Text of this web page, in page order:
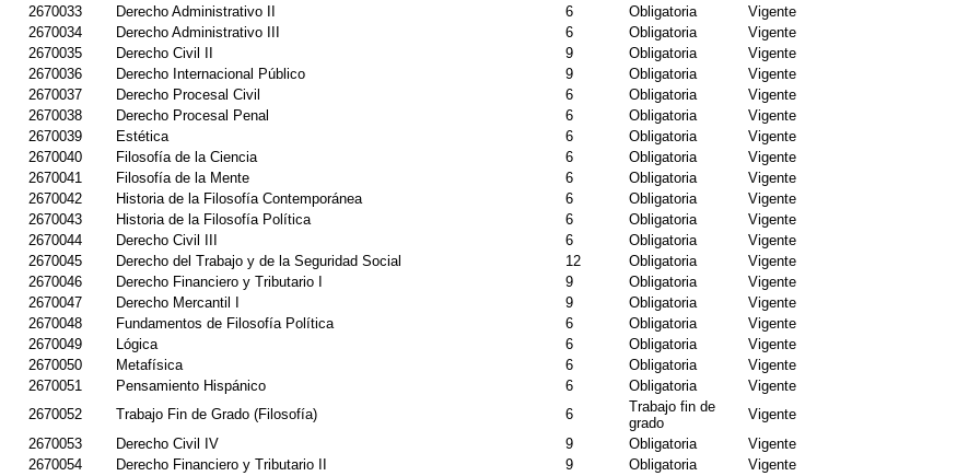
2670033 Derecho Administrativo II 6 Obligatoria
Vigente
2670034 Derecho Administrativo III 6 Obligatoria
Vigente
2670035 Derecho Civil II 9 Obligatoria
Vigente
2670036 Derecho Internacional Público 9 Obligatoria
Vigente
2670037 Derecho Procesal Civil 6 Obligatoria
Vigente
2670038 Derecho Procesal Penal 6 Obligatoria
Vigente
2670039 Estética 6 Obligatoria
Vigente
2670040 Filosofía de la Ciencia 6 Obligatoria
Vigente
2670041 Filosofía de la Mente 6 Obligatoria
Vigente
2670042 Historia de la Filosofía Contemporánea 6 Obligatoria
Vigente
2670043 Historia de la Filosofía Política 6 Obligatoria
Vigente
2670044 Derecho Civil III 6 Obligatoria
Vigente
2670045 Derecho del Trabajo y de la Seguridad Social 12 Obligatoria
Vigente
2670046 Derecho Financiero y Tributario I 9 Obligatoria
Vigente
2670047 Derecho Mercantil I 9 Obligatoria
Vigente
2670048 Fundamentos de Filosofía Política 6 Obligatoria
Vigente
2670049 Lógica 6 Obligatoria
Vigente
2670050 Metafísica 6 Obligatoria
Vigente
2670051 Pensamiento Hispánico 6 Obligatoria
Vigente
2670052 Trabajo Fin de Grado (Filosofía) 6
Trabajo fin de
grado
Vigente
2670053 Derecho Civil IV 9 Obligatoria
Vigente
2670054 Derecho Financiero y Tributario II 9 Obligatoria
Vigente